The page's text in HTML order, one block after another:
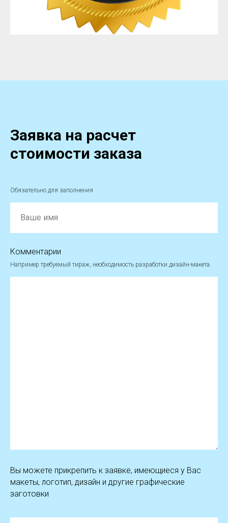
Заявка на расчет
стоимости заказа
Обязательно для заполнения
Ваше имя
Комментарии
Например требуемый тираж, необходимость разработки дизайн-макета.
Вы можете прикрепить к заявке, имеющиеся у Вас
макеты, логотип, дизайн и другие графические
заготовки